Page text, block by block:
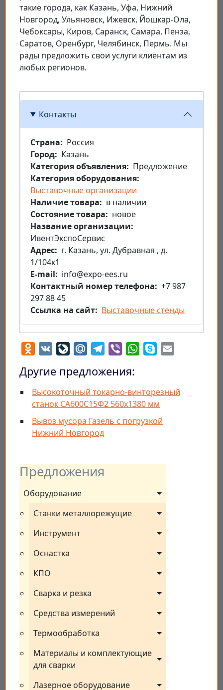
Предложения
Оборудование
Станки металлорежущие
Инструмент
Оснастка
КПО
Сварка и резка
Средства измерений
Термообработка
Материалы и комплектующие
для сварки
Лазерное оборудование
такие города, как Казань, Уфа, Нижний
Новгород, Ульяновск, Ижевск, Йошкар-Ола,
Чебоксары, Киров, Саранск, Самара, Пенза,
Саратов, Оренбург, Челябинск, Пермь. Мы
рады предложить свои услуги клиентам из
любых регионов.
Контакты
Страна
Россия
Город
Казань
Категория объявления
Предложение
Категория оборудования
Выставочные организации
Наличие товара
в наличии
Состояние товара
новое
Название организации
ИвентЭкспоСервис
Aдрес
г. Казань, ул. Дубравная , д.
1/104к1
E-mail
info@expo-ees.ru
Контактный номер телефона
+7 987
297 88 45
Ссылка на сайт
Выставочные стенды
Odnoklassniki
VK LiveJournal
Mail.RuTelegram
Viber WhatsApp
Skype
Другие предложения:
Высокоточный токарно-винторезный
станок СА600С15Ф2 560х1380 мм
Вывоз мусора Газель с погрузкой
Нижний Новгород